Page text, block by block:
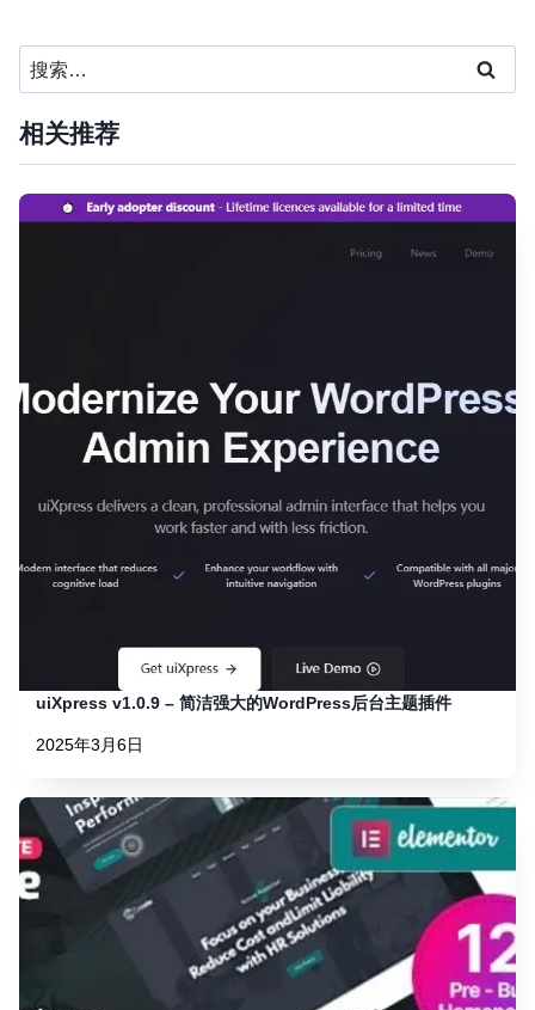
搜
索：
相关推荐
uiXpress v1.0.9 – 简洁强大的WordPress后台主题插件
2025年3月6日